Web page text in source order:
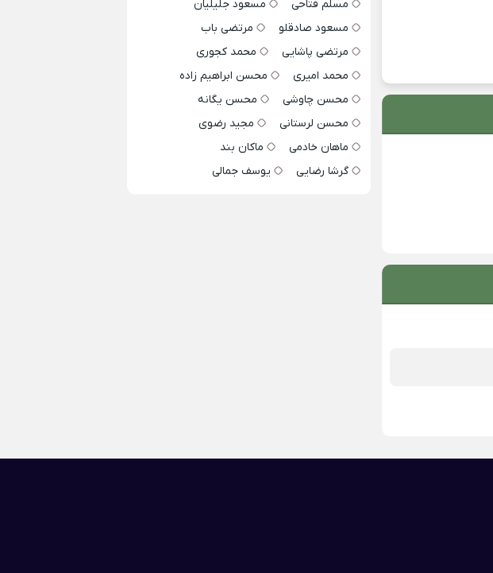
مسلم فتاحی
مسعود جلیلیان
مسعود صادقلو
مرتضی باب
مرتضی پاشایی
محمد کجوری
محمد امیری
محسن ابراهیم زاده
محسن چاوشی
محسن یگانه
محسن لرستانی
مجید رضوی
ماهان خادمی
ماکان بند
گرشا رضایی
یوسف جمالی